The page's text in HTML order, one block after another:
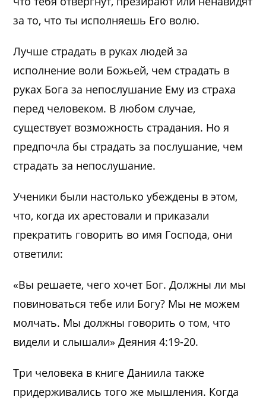
за то, что ты исполняешь Его волю.
Лучше страдать в руках людей за
исполнение воли Божьей, чем страдать в
руках Бога за непослушание Ему из страха
перед человеком. В любом случае,
существует возможность страдания. Но я
предпочла бы страдать за послушание, чем
страдать за непослушание.
Ученики были настолько убеждены в этом,
что, когда их арестовали и приказали
прекратить говорить во имя Господа, они
ответили:
«Вы решаете, чего хочет Бог. Должны ли мы
повиноваться тебе или Богу? Мы не можем
молчать. Мы должны говорить о том, что
видели и слышали» Деяния 4:19-20.
Три человека в книге Даниила также
придерживались того же мышления. Когда